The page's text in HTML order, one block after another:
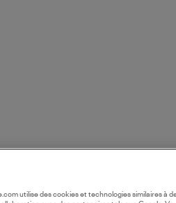
utilise des cookies et technologies similaires à